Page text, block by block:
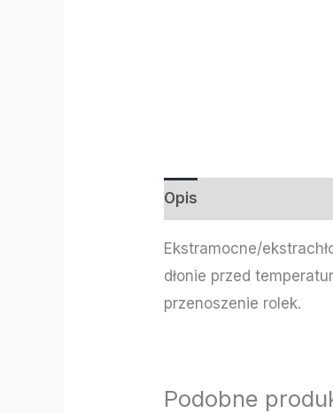
Opis
Ekstramocne/
dłonie przed
przenoszenie rolek.
Podobne